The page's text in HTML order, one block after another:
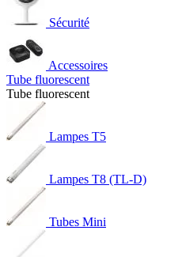
Sécurité
Accessoires
Tube fluorescent
Tube fluorescent
Lampes T5
Lampes T8 (TL-D)
Tubes Mini